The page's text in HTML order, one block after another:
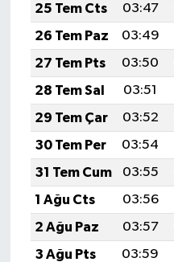
25 Tem Cts
03:47
26 Tem Paz
03:49
27 Tem Pts
03:50
28 Tem Sal
03:51
29 Tem Çar
03:52
30 Tem Per
03:54
31 Tem Cum
03:55
1 Ağu Cts
03:56
2 Ağu Paz
03:57
3 Ağu Pts
03:59